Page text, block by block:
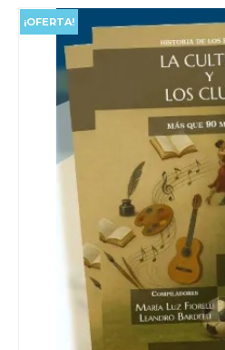
Tienda
popularidad
¡OFERTA!